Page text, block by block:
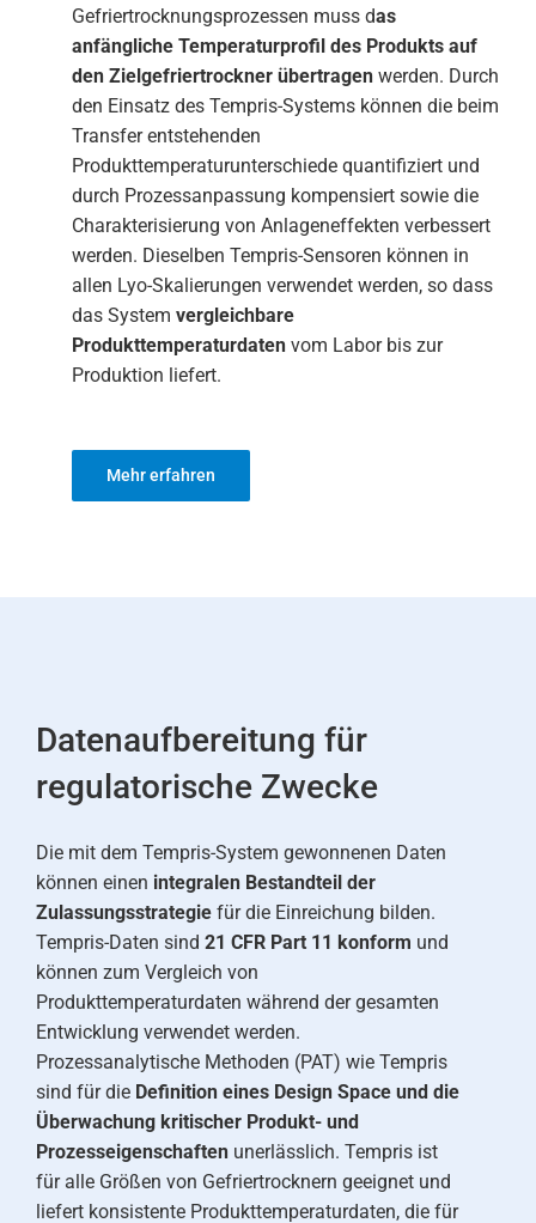
Gefriertrocknungsprozessen muss das
anfängliche Temperaturprofil des Produkts auf
den Zielgefriertrockner übertragenwerden. Durch
den Einsatz des Tempris-Systems können die beim
Transfer entstehenden
Produkttemperaturunterschiede quantifiziert und
durch Prozessanpassung kompensiert sowie die
Charakterisierung von Anlageneffekten verbessert
werden. Dieselben Tempris-Sensoren können in
allen Lyo-Skalierungen verwendet werden, so dass
das System vergleichbare
Produkttemperaturdatenvom Labor bis zur
Produktion liefert.
Mehr erfahren
Datenaufbereitung für
regulatorische Zwecke
Die mit dem Tempris-System gewonnenen Daten
können einen integralen Bestandteil der
Zulassungsstrategiefür die Einreichung bilden.
Tempris-Daten sind 21 CFR Part 11 konform und
können zum Vergleich von
Produkttemperaturdaten während der gesamten
Entwicklung verwendet werden.
Prozessanalytische Methoden (PAT) wie Tempris
sind für die Definition eines Design Space und die
Überwachung kritischer Produkt- und
Prozesseigenschaftenunerlässlich. Tempris ist
für alle Größen von Gefriertrocknern geeignet und
liefert konsistente Produkttemperaturdaten, die für